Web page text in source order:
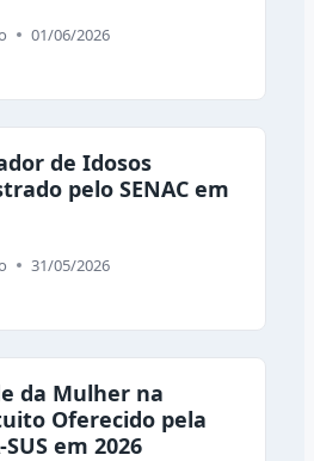
01/06/2026
de Idosos
pelo SENAC em
31/05/2026
da Mulher na
Oferecido pela
em 2026